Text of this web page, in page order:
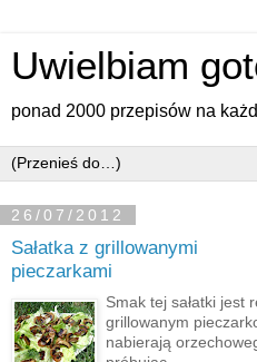
Uwielbiam
ponad 2000 przepisów na
26/07/2012
Sałatka z grillowanymi
pieczarkami
Smak tej sałatki jest
grillowanym
nabierają